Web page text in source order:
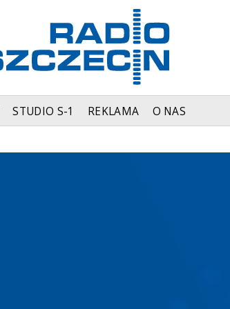
STUDIO S-1 REKLAMA O NAS